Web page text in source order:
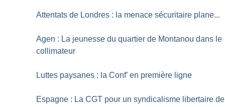
Attentats de Londres : la menace sécuritaire plane...
Agen : La jeunesse du quartier de Montanou dans le
collimateur
Luttes paysanes : la Conf’ en première ligne
Espagne : La CGT pour un syndicalisme libertaire de